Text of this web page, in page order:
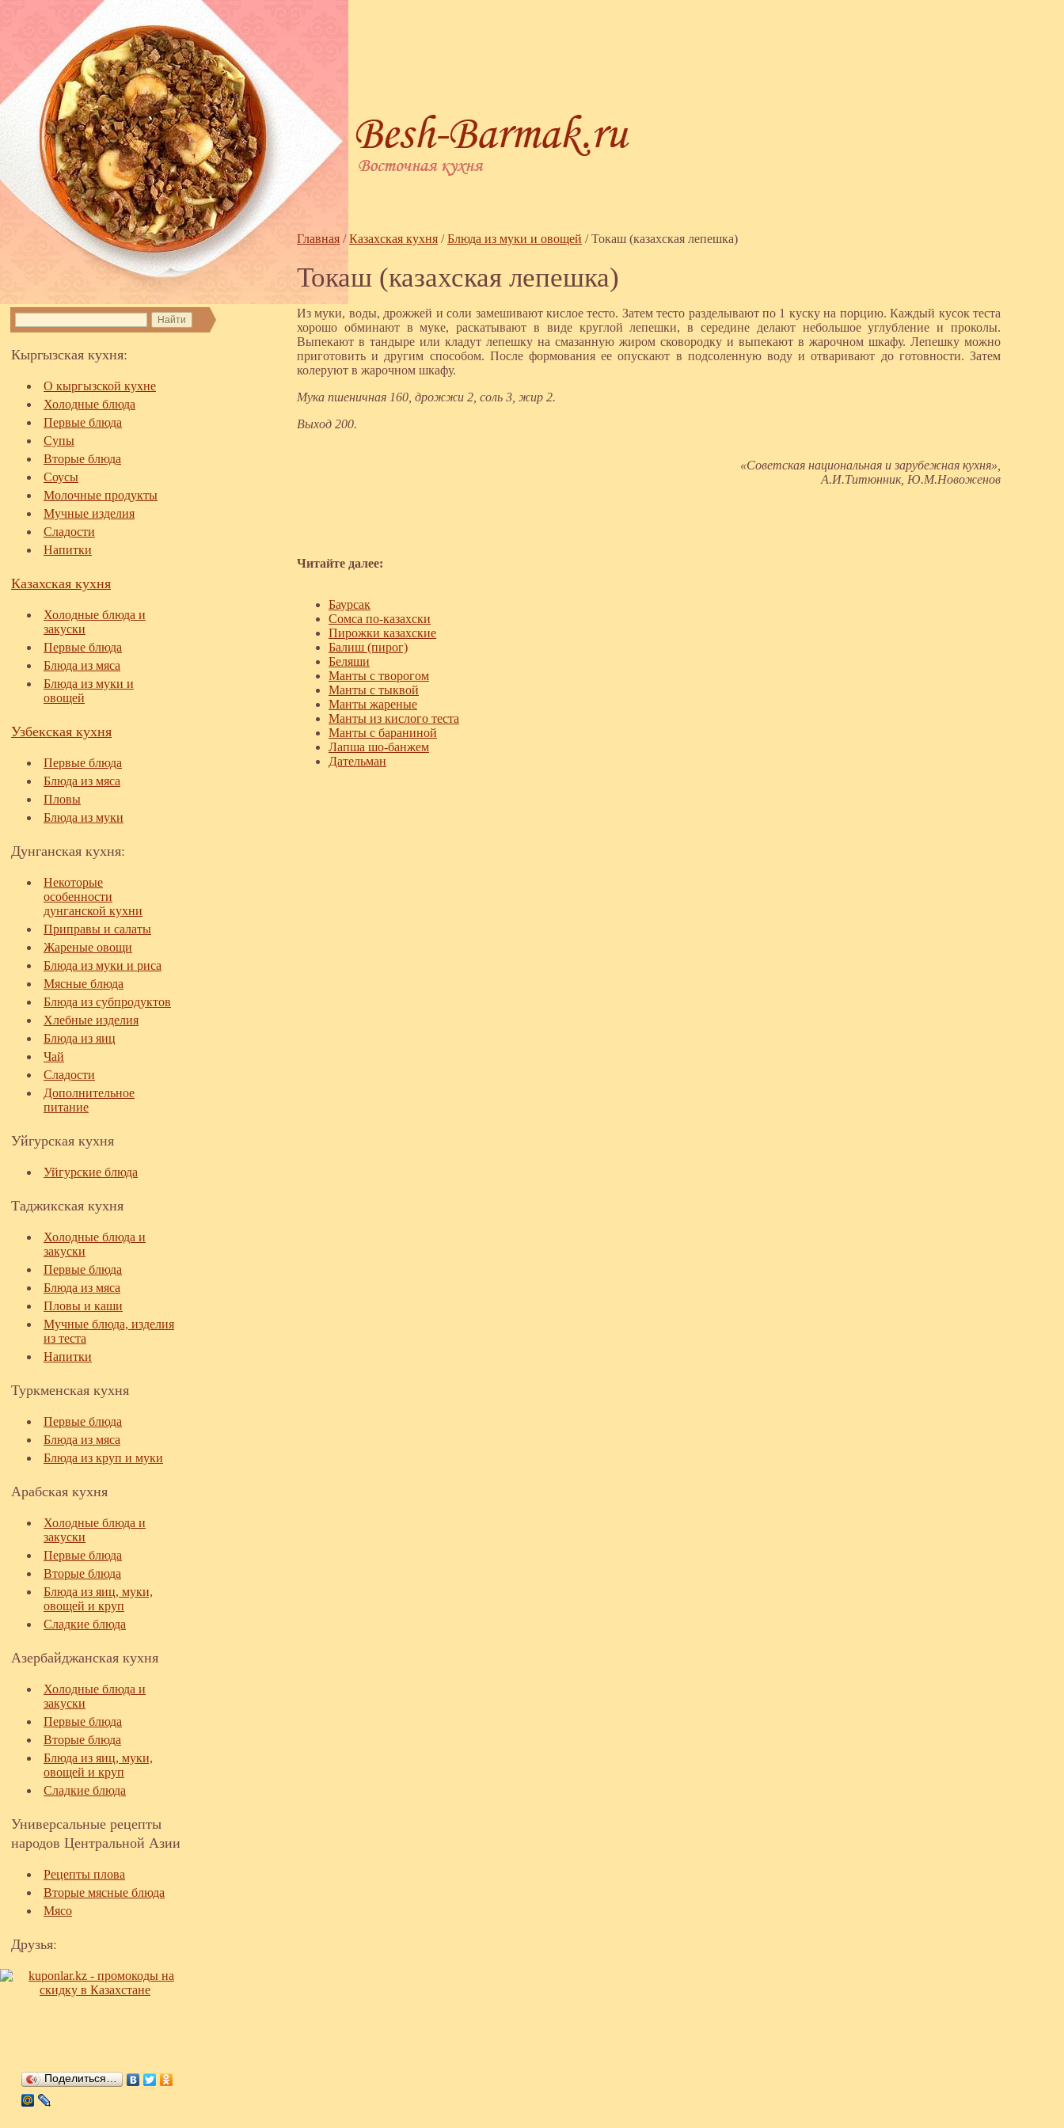
Кыргызская кухня:
О кыргызской кухне
Холодные блюда
Первые блюда
Супы
Вторые блюда
Соусы
Молочные продукты
Мучные изделия
Сладости
Напитки
Казахская кухня
Холодные блюда и
закуски
Первые блюда
Блюда из мяса
Блюда из муки и
овощей
Узбекская кухня
Первые блюда
Блюда из мяса
Пловы
Блюда из муки
Дунганская кухня:
Некоторые
особенности
дунганской кухни
Приправы и салаты
Жареные овощи
Блюда из муки и риса
Мясные блюда
Блюда из субпродуктов
Хлебные изделия
Блюда из яиц
Чай
Сладости
Дополнительное
питание
Уйгурская кухня
Уйгурские блюда
Таджикская кухня
Холодные блюда и
закуски
Первые блюда
Блюда из мяса
Пловы и каши
Мучные блюда, изделия
из теста
Напитки
Туркменская кухня
Первые блюда
Блюда из мяса
Блюда из круп и муки
Арабская кухня
Холодные блюда и
закуски
Первые блюда
Вторые блюда
Блюда из яиц, муки,
овощей и круп
Сладкие блюда
Азербайджанская кухня
Холодные блюда и
закуски
Первые блюда
Вторые блюда
Блюда из яиц, муки,
овощей и круп
Сладкие блюда
Универсальные рецепты
народов Центральной Азии
Рецепты плова
Вторые мясные блюда
Мясо
Друзья:
Поделиться…
Главная /Казахская кухня /Блюда из муки и овощей /Токаш (казахская лепешка)
Токаш (казахская лепешка)
Из муки, воды, дрожжей и соли замешивают кислое тесто. Затем тесто разделывают по 1 куску на порцию. Каждый кусок теста
хорошо обминают в муке, раскатывают в виде круглой лепешки, в середине делают небольшое углубление и проколы.
Выпекают в тандыре или кладут лепешку на смазанную жиром сковородку и выпекают в жарочном шкафу. Лепешку можно
приготовить и другим способом. После формования ее опускают в подсоленную воду и отваривают до готовности. Затем
колеруют в жарочном шкафу.
Мука пшеничная 160, дрожжи 2, соль 3, жир 2.
Выход 200.
«Советская национальная и зарубежная кухня»,
А.И.Титюнник, Ю.М.Новоженов
Читайте далее:
Баурсак
Сомса по-казахски
Пирожки казахские
Балиш (пирог)
Беляши
Манты с творогом
Манты с тыквой
Манты жареные
Манты из кислого теста
Манты с бараниной
Лапша шо-банжем
Дательман